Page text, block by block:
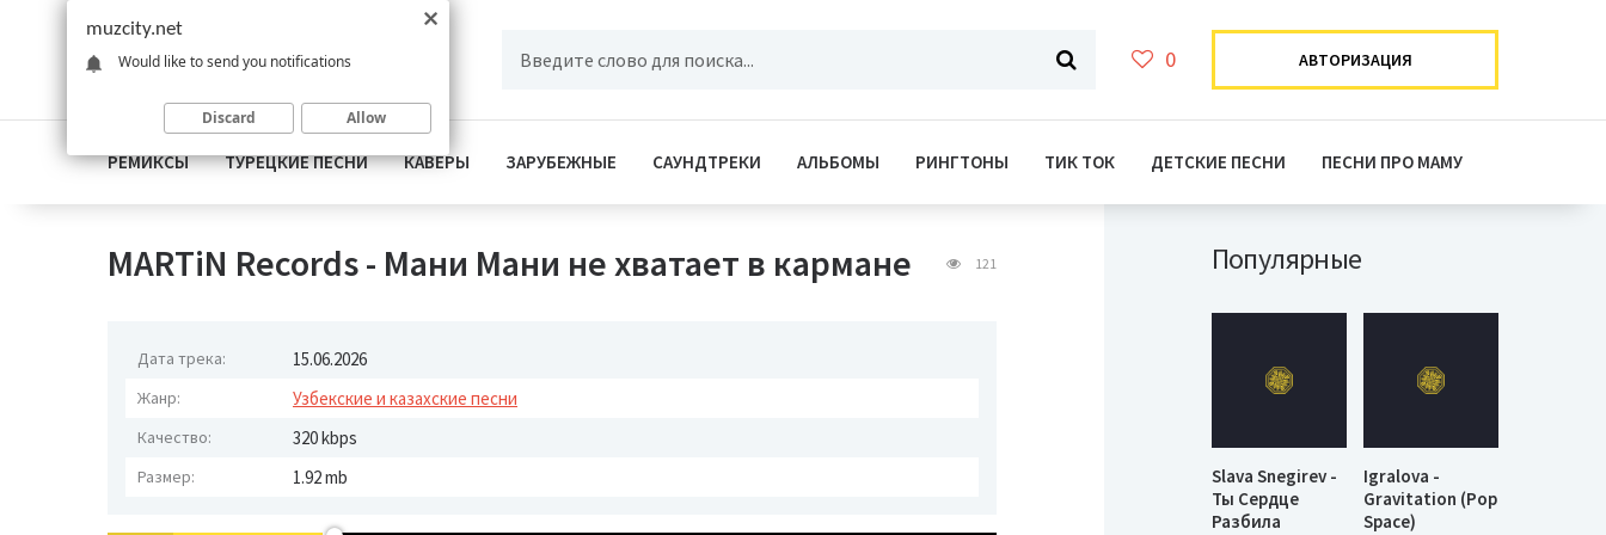
0 АВТОРИЗАЦИЯ
РЕМИКСЫ ТУРЕЦКИЕ ПЕСНИ КАВЕРЫ ЗАРУБЕЖНЫЕ САУНДТРЕКИ АЛЬБОМЫ РИНГТОНЫ ТИК ТОК ДЕТСКИЕ ПЕСНИ ПЕСНИ ПРО МАМУ
MARTiN Records - Мани Мани не хватает в кармане 121
Дата трека: 15.06.2026
Жанр: Узбекские и казахские песни
Качество: 320 kbps
Размер: 1.92 mb
Популярные
Slava Snegirev -
Ты Сердце
Разбила
Igralova -
Gravitation (Pop
Space)
muzcity.net
Would like to send you notifications
Discard Allow